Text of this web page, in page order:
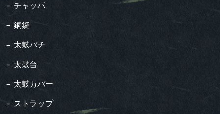
− チャッパ
− 銅鑼
− 太鼓バチ
− 太鼓台
− 太鼓カバー
− ストラップ